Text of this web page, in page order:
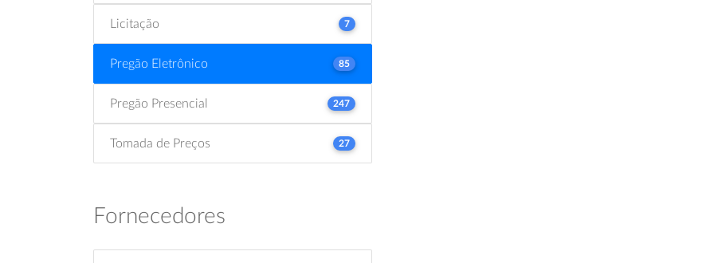
Licitação 7
Pregão Eletrônico 85
Pregão Presencial 247
Tomada de Preços 27
Fornecedores